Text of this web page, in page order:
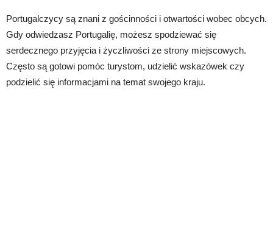
Portugalczycy są znani z gościnności i otwartości wobec obcych.
Gdy odwiedzasz Portugalię, możesz spodziewać się
serdecznego przyjęcia i życzliwości ze strony miejscowych.
Często są gotowi pomóc turystom, udzielić wskazówek czy
podzielić się informacjami na temat swojego kraju.